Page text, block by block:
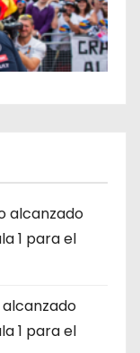
alcanzado
1 para el
1 para el